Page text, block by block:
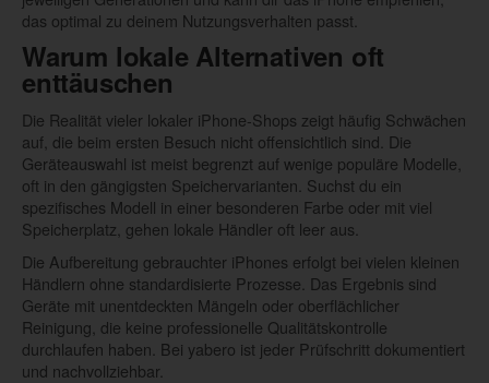
das optimal zu deinem Nutzungsverhalten passt.
Warum lokale Alternativen oft
enttäuschen
Die Realität vieler lokaler iPhone-Shops zeigt häufig Schwächen
auf, die beim ersten Besuch nicht offensichtlich sind. Die
Geräteauswahl ist meist begrenzt auf wenige populäre Modelle,
oft in den gängigsten Speichervarianten. Suchst du ein
spezifisches Modell in einer besonderen Farbe oder mit viel
Speicherplatz, gehen lokale Händler oft leer aus.
Die Aufbereitung gebrauchter iPhones erfolgt bei vielen kleinen
Händlern ohne standardisierte Prozesse. Das Ergebnis sind
Geräte mit unentdeckten Mängeln oder oberflächlicher
Reinigung, die keine professionelle Qualitätskontrolle
durchlaufen haben. Bei yabero ist jeder Prüfschritt dokumentiert
und nachvollziehbar.